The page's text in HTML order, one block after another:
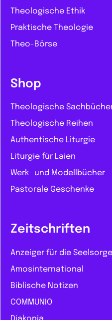
Theologische Ethik
Praktische Theologie
Theo-Börse
Shop
Theologische
Theologische Reihen
Authentische Liturgie
Liturgie für Laien
Werk- und Modellbücher
Pastorale Geschenke
Zeitschriften
Anzeiger für die Seelsorge
Amosinternational
Biblische Notizen
COMMUNIO